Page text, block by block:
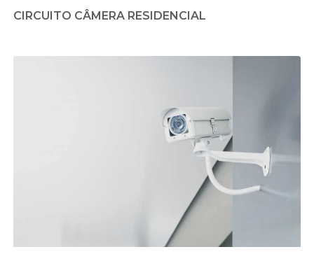
CIRCUITO CÂMERA RESIDENCIAL